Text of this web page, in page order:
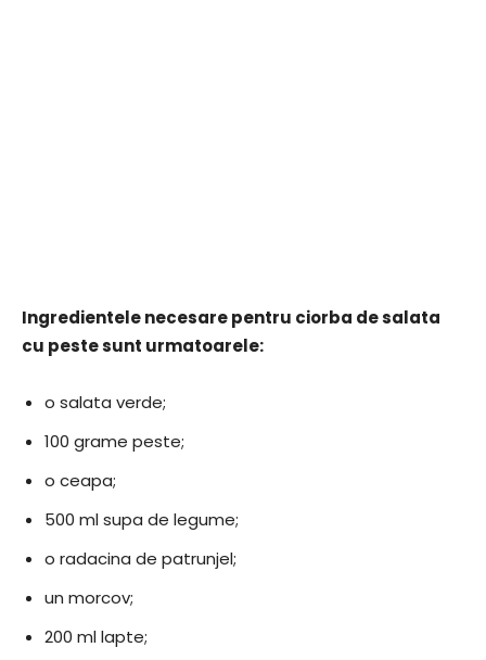
Ingredientele necesare pentru ciorba de salata
cu peste sunt urmatoarele:
o salata verde;
100 grame peste;
o ceapa;
500 ml supa de legume;
o radacina de patrunjel;
un morcov;
200 ml lapte;